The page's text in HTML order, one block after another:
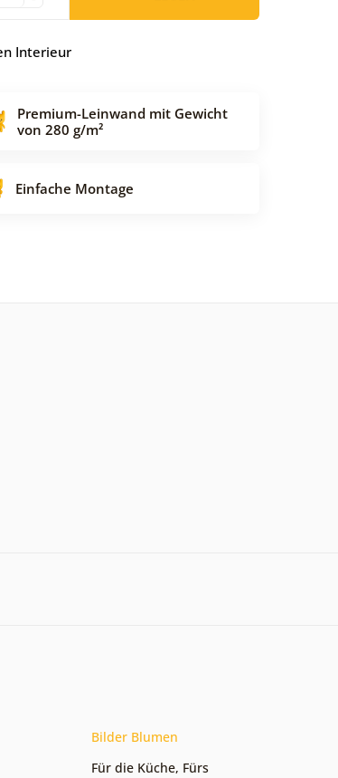
Interieur
Premium-Leinwand mit Gewicht
von 280 g/m²
Einfache Montage
Bilder Blumen
Für die Küche, Fürs